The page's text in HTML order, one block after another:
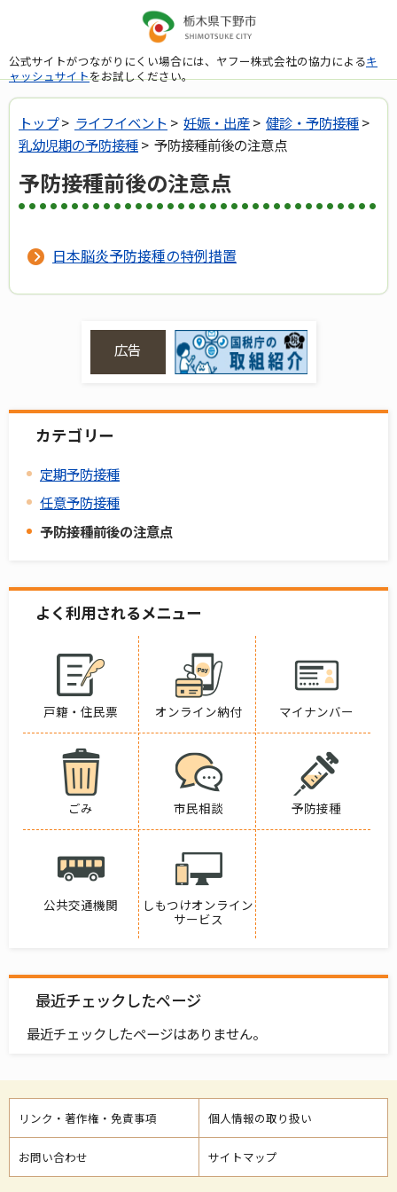
公式サイトがつながりにくい場合には、ヤフー株式会社の協力によるキ
ャッシュサイトをお試しください。
トップ> ライフイベント > 妊娠・出産> 健診・予防接種>
乳幼児期の予防接種> 予防接種前後の注意点
予防接種前後の注意点
日本脳炎予防接種の特例措置
広告
カテゴリー
定期予防接種
任意予防接種
予防接種前後の注意点
よく利用されるメニュー
戸籍・住民票 オンライン納付 マイナンバー
ごみ 市民相談 予防接種
公共交通機関
しもつけオンライン
サービス
最近チェックしたページ
最近チェックしたページはありません。
リンク・著作権・免責事項 個人情報の取り扱い
お問い合わせ サイトマップ